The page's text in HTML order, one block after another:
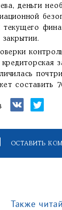
деньги
текущего
составить
ОСТАВИТЬ
Также